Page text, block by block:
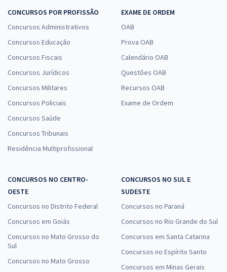
CONCURSOS POR PROFISSÃO
Concursos Administrativos
Concursos Educação
Concursos Fiscais
Concursos Jurídicos
Concursos Militares
Concursos Policiais
Concursos Saúde
Concursos Tribunais
Residência Multiprofissional
EXAME DE ORDEM
OAB
Prova OAB
Calendário OAB
Questões OAB
Recursos OAB
Exame de Ordem
CONCURSOS NO CENTRO-
OESTE
Concursos no Distrito Federal
Concursos em Goiás
Concursos no Mato Grosso do
Sul
Concursos no Mato Grosso
CONCURSOS NO SUL E
SUDESTE
Concursos no Paraná
Concursos no Rio Grande do Sul
Concursos em Santa Catarina
Concursos no Espírito Santo
Concursos em Minas Gerais